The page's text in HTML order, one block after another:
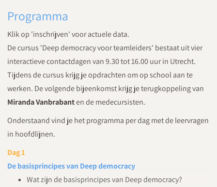
Programma
Klik op 'inschrijven' voor actuele data.
De cursus 'Deep democracy voor teamleiders' bestaat uit vier
interactieve contactdagen van 9.30 tot 16.00 uur in Utrecht.
Tijdens de cursus krijg je opdrachten om op school aan te
werken. De volgende bijeenkomst krijg je terugkoppeling van
Miranda Vanbrabanten de medecursisten.
Onderstaand vind je het programma per dag met de leervragen
in hoofdlijnen.
Dag 1
De basisprincipes van Deep democracy
Wat zijn de basisprincipes van Deep democracy?